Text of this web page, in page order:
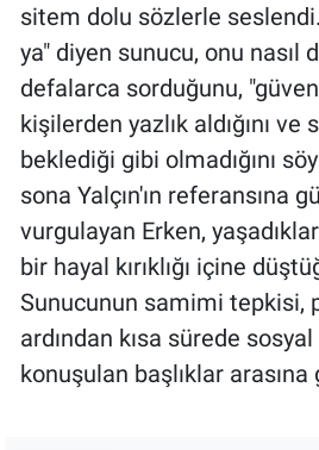
sitem dolu sözlerle
ya" diyen sunucu, onu nasıl
defalarca sorduğunu,
kişilerden yazlık aldığını ve
beklediği gibi olmadığını
sona Yalçın'ın referansına
vurgulayan Erken,
bir hayal kırıklığı içine
Sunucunun samimi tepkisi,
ardından kısa sürede
konuşulan başlıklar arasına